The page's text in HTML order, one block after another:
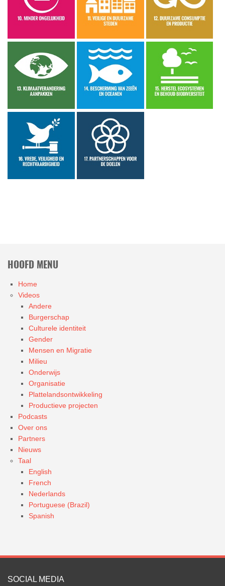
HOOFD MENU
Home
Videos
Andere
Burgerschap
Culturele identiteit
Gender
Mensen en Migratie
Milieu
Onderwijs
Organisatie
Plattelandsontwikkeling
Productieve projecten
Podcasts
Over ons
Partners
Nieuws
Taal
English
French
Nederlands
Portuguese (Brazil)
Spanish
SOCIAL MEDIA